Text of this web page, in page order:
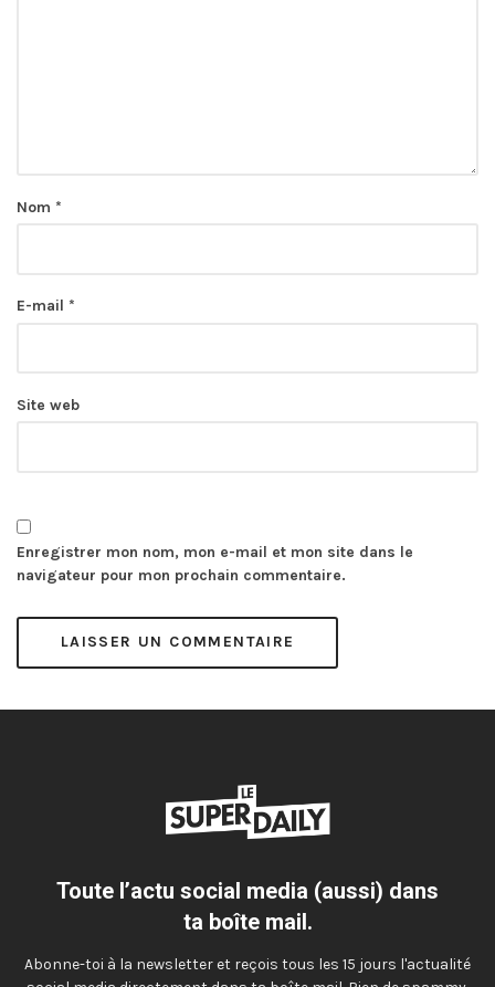
Nom *
E-mail *
Site web
Enregistrer mon nom, mon e-mail et mon site dans le
navigateur pour mon prochain commentaire.
Toute l’actu social media (aussi) dans
ta boîte mail.
Abonne-toi à la newsletter et reçois tous les 15 jours l'actualité